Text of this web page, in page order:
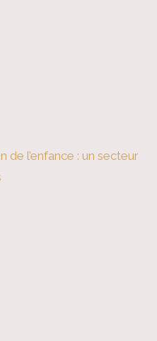
de l’enfance : un secteur